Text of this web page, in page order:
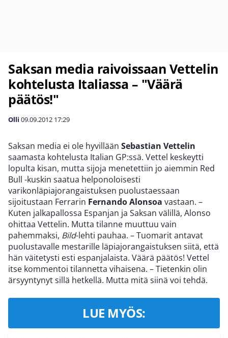
Saksan media raivoissaan Vettelin
kohtelusta Italiassa – "Väärä
päätös!"
Olli 09.09.2012 17:29
Saksan media ei ole hyvillään Sebastian Vettelin
saamasta kohtelusta Italian GP:ssä. Vettel keskeytti
lopulta kisan, mutta sijoja menetettiin jo aiemmin Red
Bull -kuskin saatua helponoloisesti
varikonläpiajorangaistuksen puolustaessaan
sijoitustaan Ferrarin Fernando Alonsoa vastaan. –
Kuten jalkapallossa Espanjan ja Saksan välillä, Alonso
ohittaa Vettelin. Mutta tilanne muuttuu vain
pahemmaksi, Bild-lehti pauhaa. – Tuomarit antavat
puolustavalle mestarille läpiajorangaistuksen siitä, että
hän väitetysti esti espanjalaista. Väärä päätös! Vettel
itse kommentoi tilannetta vihaisena. – Tietenkin olin
ärsyyntynyt sillä hetkellä. Mutta mitä siinä voi tehdä.
LUE MYÖS: